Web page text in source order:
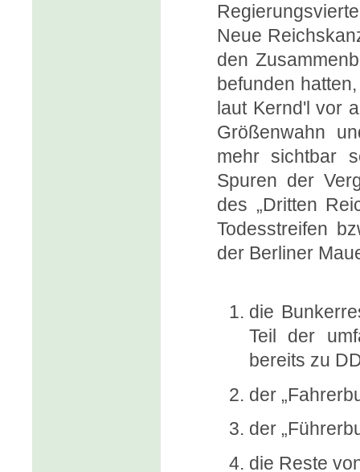
Neue
den
befunden
laut Kernd'l vor
Größenwahn
mehr sichtbar
Spuren der
des „Dritten
Todesstreifen
der Berliner
die
Teil der
bereits zu
der
der
die Reste